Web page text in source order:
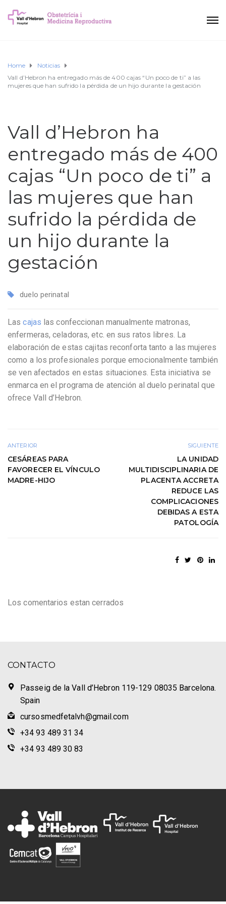
Home
Noticias
Vall d’Hebron ha entregado más de 400 cajas “Un poco de ti” a las
mujeres que han sufrido la pérdida de un hijo durante la gestación
Vall d’Hebron ha
entregado más de 400
cajas “Un poco de ti” a
las mujeres que han
sufrido la pérdida de
un hijo durante la
gestación
duelo perinatal
Lascajas las confeccionan manualmente matronas,
enfermeras, celadoras, etc. en sus ratos libres. La
elaboración de estas cajitas reconforta tanto a las mujeres
como a los profesionales porque emocionalmente también
se ven afectados en estas situaciones. Esta iniciativa se
enmarca en el programa de atención al duelo perinatal que
ofrece Vall d’Hebron.
ANTERIOR
CESÁREAS PARA
FAVORECER EL VÍNCULO
MADRE-HIJO
SIGUIENTE
LA UNIDAD
MULTIDISCIPLINARIA DE
PLACENTA ACCRETA
REDUCE LAS
COMPLICACIONES
DEBIDAS A ESTA
PATOLOGÍA
Los comentarios estan cerrados
CONTACTO
Passeig de la Vall d’Hebron 119-129 08035 Barcelona.
Spain
cursosmedfetalvh@gmail.com
+34 93 489 31 34
+34 93 489 30 83